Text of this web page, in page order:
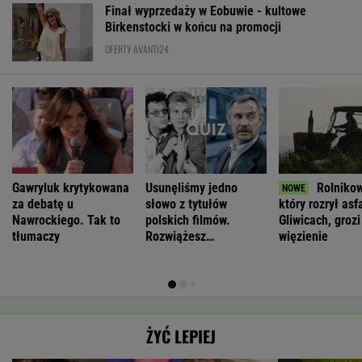
Finał wyprzedaży w Eobuwie - kultowe
Birkenstocki w końcu na promocji
OFERTY AVANTI24
Gawryluk krytykowana
za debatę u
Nawrockiego. Tak to
tłumaczy
Usunęliśmy jedno
słowo z tytułów
polskich filmów.
Rozwiążesz
który rozrył
Gliwicach, grozi
więzienie
ŻYĆ LEPIEJ